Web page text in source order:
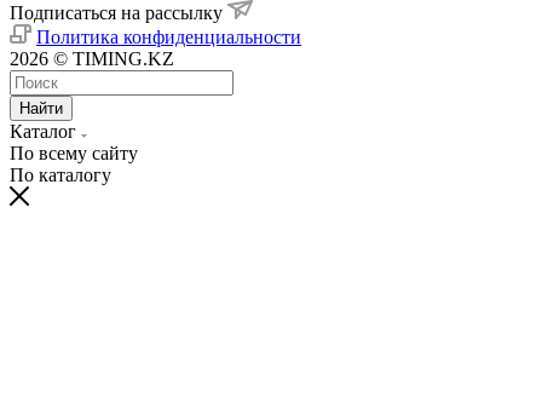
Подписаться на рассылку
Политика конфиденциальности
2026 © TIMING.KZ
Найти
Каталог
По всему сайту
По каталогу